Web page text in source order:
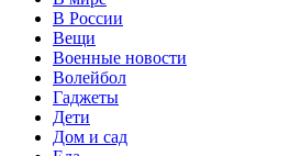
В России
Вещи
Военные новости
Волейбол
Гаджеты
Дети
Дом и сад